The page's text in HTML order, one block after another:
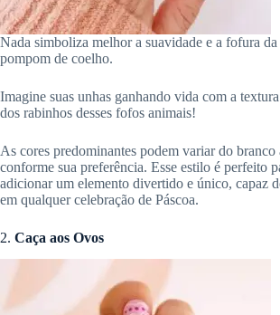
Nada simboliza melhor a suavidade e a fofura da
pompom de coelho.
Imagine suas unhas ganhando vida com a
dos rabinhos desses fofos animais!
As cores predominantes podem variar do branco
conforme sua preferência. Esse estilo é perfeito
adicionar um elemento divertido e único, capaz
em qualquer celebração de Páscoa.
2. Caça aos Ovos